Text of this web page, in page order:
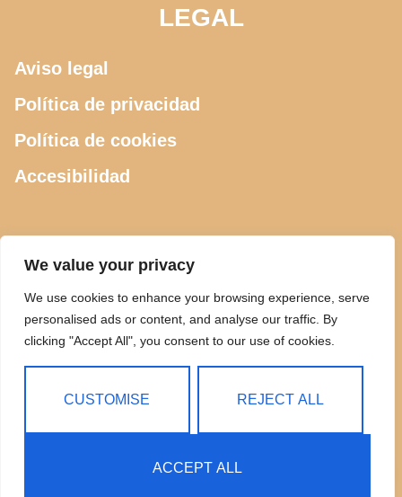
We value your privacy
We use cookies to enhance your browsing experience, serve
personalised ads or content, and analyse our traffic. By
clicking "Accept All", you consent to our use of cookies.
CUSTOMISE REJECT ALL
ACCEPT ALL
LEGAL
Aviso legal
Política de privacidad
Política de cookies
Accesibilidad
CONTACTO
615 505 289
ciclosdeusto@gmail.com